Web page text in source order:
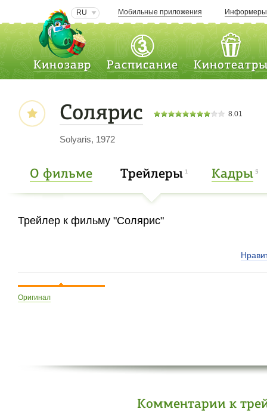
RU Мобильные приложения Информеры
Кинозавр Расписание
8.01
Солярис
Solyaris, 1972
О фильме Трейлеры 1 Кадры 5
Трейлер к фильму "Солярис"
Оригинал
Комментарии к